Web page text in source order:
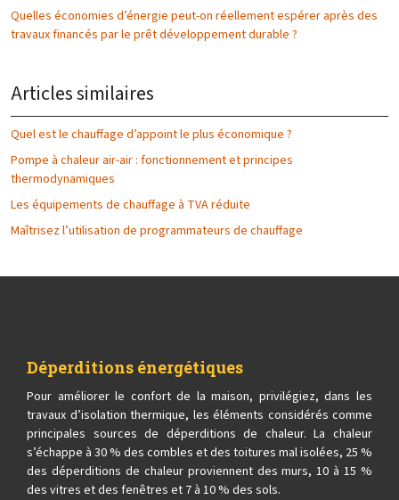
Quelles économies d’énergie peut-on réellement espérer après des
travaux financés par le prêt développement durable ?
Articles similaires
Quel est le chauffage d’appoint le plus économique ?
Pompe à chaleur air-air : fonctionnement et principes
thermodynamiques
Les équipements de chauffage à TVA réduite
Maîtrisez l’utilisation de programmateurs de chauffage
Déperditions énergétiques
Pour améliorer le confort de la maison, privilégiez, dans les
travaux d’isolation thermique, les éléments considérés comme
principales sources de déperditions de chaleur. La chaleur
s’échappe à 30 % des combles et des toitures mal isolées, 25 %
des déperditions de chaleur proviennent des murs, 10 à 15 %
des vitres et des fenêtres et 7 à 10 % des sols.